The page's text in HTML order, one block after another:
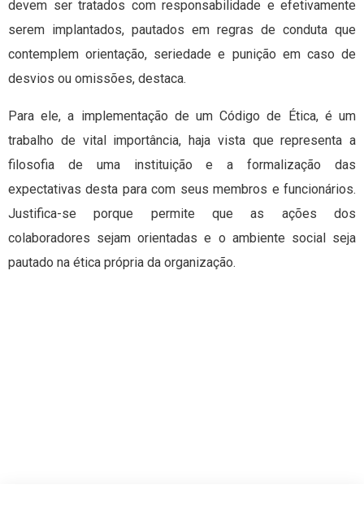
devem ser tratados com responsabilidade e efetivamente
serem implantados, pautados em regras de conduta que
contemplem orientação, seriedade e punição em caso de
desvios ou omissões, destaca.
Para ele, a implementação de um Código de Ética, é um
trabalho de vital importância, haja vista que representa a
filosofia de uma instituição e a formalização das
expectativas desta para com seus membros e funcionários.
Justifica-se porque permite que as ações dos
colaboradores sejam orientadas e o ambiente social seja
pautado na ética própria da organização.